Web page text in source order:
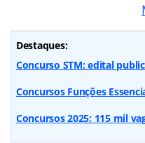
Destaques:
Concurso STM: edital
Concursos Funções
Concursos 2025: 115 mil